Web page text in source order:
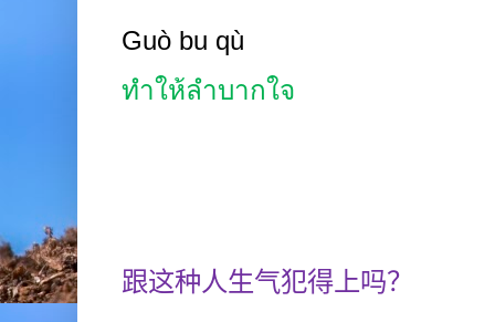
Guò bu qù
ทำให้ลำบากใจ
跟这种人生气犯得上吗？